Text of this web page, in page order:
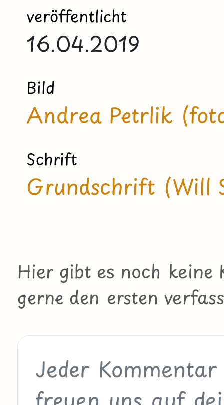
veröffentlicht
16.04.2019
Bild
Andrea Petrlik
Schrift
Grundschrift (Will
Hier gibt es noch keine
gerne den ersten